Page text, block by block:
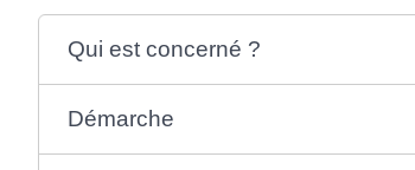
Qui est concerné ?
Démarche